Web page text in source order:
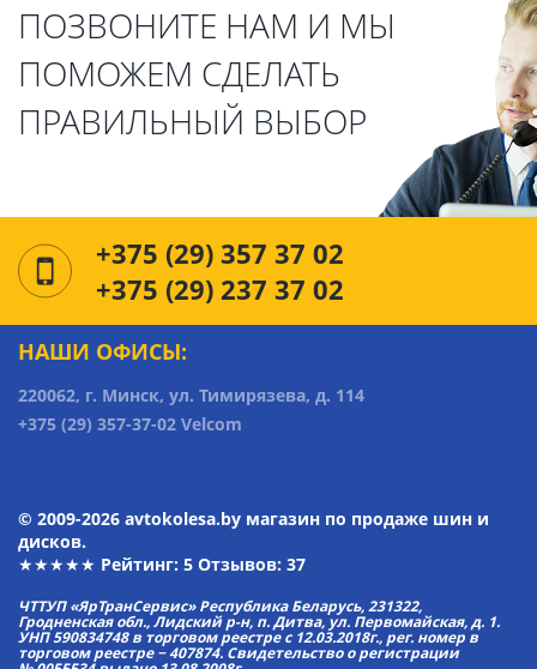
ПОЗВОНИТЕ НАМ И МЫ
ПОМОЖЕМ СДЕЛАТЬ
ПРАВИЛЬНЫЙ ВЫБОР
+375 (29) 357 37 02
+375 (29) 237 37 02
НАШИ ОФИСЫ:
220062, г. Минск, ул. Тимирязева, д. 114
+375 (29) 357-37-02 Velcom
© 2009-2026 avtokolesa.by магазин по продаже шин и
дисков.
★★★★★ Рейтинг: 5 Отзывов: 37
ЧТТУП «ЯрТранСервис» Республика Беларусь, 231322,
Гродненская обл., Лидский р-н, п. Дитва, ул. Первомайская, д. 1.
УНП 590834748 в торговом реестре с 12.03.2018г., рег. номер в
торговом реестре − 407874. Свидетельство о регистрации